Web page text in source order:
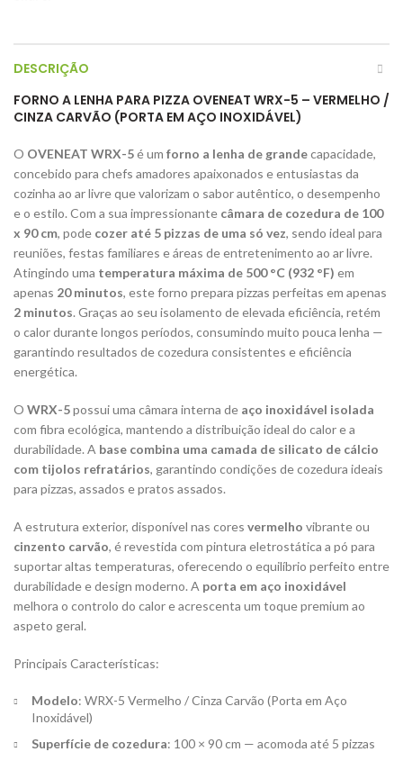
DESCRIÇÃO
FORNO A LENHA PARA PIZZA OVENEAT WRX-5 – VERMELHO /
CINZA CARVÃO (PORTA EM AÇO INOXIDÁVEL)
O OVENEAT WRX-5é um forno a lenha de grandecapacidade,
concebido para chefs amadores apaixonados e entusiastas da
cozinha ao ar livre que valorizam o sabor autêntico, o desempenho
e o estilo. Com a sua impressionante câmara de cozedura de 100
x 90 cm, pode cozer até 5 pizzas de uma só vez, sendo ideal para
reuniões, festas familiares e áreas de entretenimento ao ar livre.
Atingindo uma temperatura máxima de 500 °C (932 °F) em
apenas 20 minutos, este forno prepara pizzas perfeitas em apenas
2 minutos. Graças ao seu isolamento de elevada eficiência, retém
o calor durante longos períodos, consumindo muito pouca lenha —
garantindo resultados de cozedura consistentes e eficiência
energética.
O WRX-5possui uma câmara interna de aço inoxidável isolada
com fibra ecológica, mantendo a distribuição ideal do calor e a
durabilidade. A base combina uma camada de silicato de cálcio
com tijolos refratários, garantindo condições de cozedura ideais
para pizzas, assados ​​e pratos assados.
A estrutura exterior, disponível nas cores vermelho vibrante ou
cinzento carvão, é revestida com pintura eletrostática a pó para
suportar altas temperaturas, oferecendo o equilíbrio perfeito entre
durabilidade e design moderno. A porta em aço inoxidável
melhora o controlo do calor e acrescenta um toque premium ao
aspeto geral.
Principais Características:
Modelo: WRX-5 Vermelho / Cinza Carvão (Porta em Aço
Inoxidável)
Superfície de cozedura: 100 × 90 cm — acomoda até 5 pizzas